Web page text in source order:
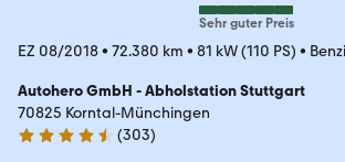
Sehr guter Preis
EZ 08/2018• 72.380 km • 81 kW (110 PS) •
Autohero GmbH - Abholstation Stuttgart
70825 Korntal-Münchingen
4.4 Sterne
(303)